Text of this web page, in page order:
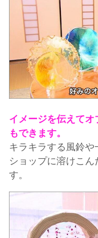
イメージを伝えて
もできます。
キラキラする風鈴
ショップに溶けこ
す。